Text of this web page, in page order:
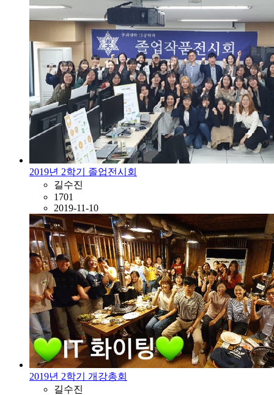
2019년 2학기 졸업전시회
길수진
1701
2019-11-10
2019년 2학기 개강총회
길수진